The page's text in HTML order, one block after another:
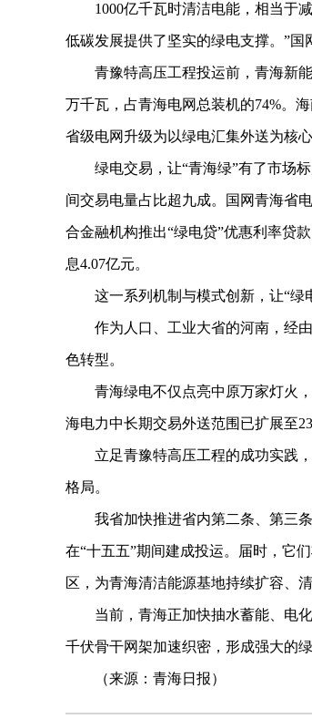
1000亿千瓦时清洁电能，相当于减
低碳发展提供了坚实的绿电支撑。”国
青豫特高压工程投运前，青海新能
万千瓦，占青海电网总装机的74%。
省级电网升级为以绿电汇集外送为核
绿电交易，让“青海绿”有了市场标
间交易电量占比超九成。国网青海省
合金融机构推出“绿电贷”优惠利率贷
息4.07亿元。
这一系列机制与模式创新，让“绿电
作为人口、工业大省的河南，经由
色转型。
青海绿电不仅点亮中原万家灯火，
海电力中长期交易外送范围已扩展至
立足青豫特高压工程的成功实践，
格局。
我省加快推进省内第二条、第三条
在“十五五”期间建成投运。届时，它
区，为青海清洁能源基地持续扩容、
当前，青海正加快抽水蓄能、电化
千伏骨干网架加速织密，形成强大的
（来源：青海日报）